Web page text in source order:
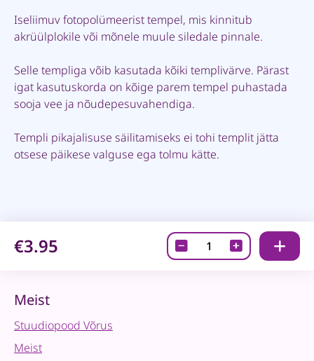
Iseliimuv fotopolümeerist tempel, mis kinnitub
akrüülplokile või mõnele muule siledale pinnale.
Selle templiga võib kasutada kõiki templivärve. Pärast
igat kasutuskorda on kõige parem tempel puhastada
sooja vee ja nõudepesuvahendiga.
Templi pikajalisuse säilitamiseks ei tohi templit jätta
otsese päikese valguse ega tolmu kätte.
€3.95
Tempel
-
Meist
Stuudiopood Võrus
Meist